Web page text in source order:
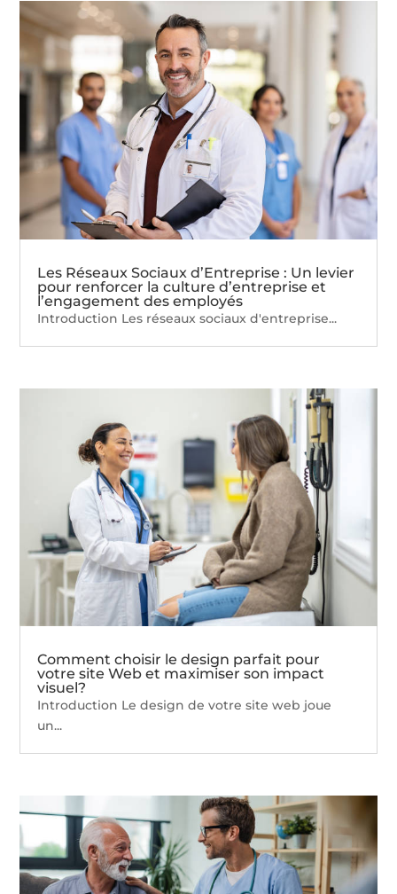
Les Réseaux Sociaux d’Entreprise : Un levier
pour renforcer la culture d’entreprise et
l’engagement des employés
Introduction Les réseaux sociaux d'entreprise...
Comment choisir le design parfait pour
votre site Web et maximiser son impact
visuel?
Introduction Le design de votre site web joue
un...